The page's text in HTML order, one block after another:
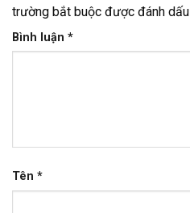
trường bắt buộc được đánh dấu
Bình luận *
Tên *